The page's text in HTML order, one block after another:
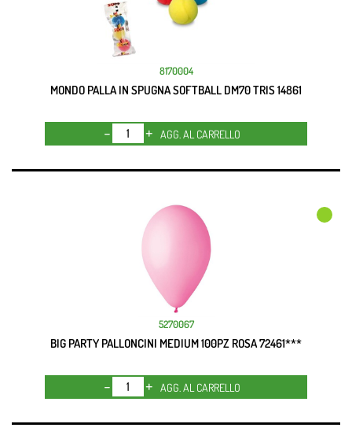
8170004
MONDO PALLA IN SPUGNA SOFTBALL DM70 TRIS 14861
Quantità
AGG. AL CARRELLO
5270067
BIG PARTY PALLONCINI MEDIUM 100PZ ROSA 72461***
Quantità
AGG. AL CARRELLO